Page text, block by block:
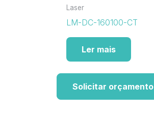
Laser
LM-DC-160100-CT
Ler mais
Solicitar orçamento